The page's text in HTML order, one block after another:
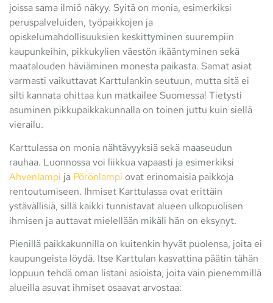
joissa sama ilmiö näkyy. Syitä on monia, esimerkiksi
peruspalveluiden, työpaikkojen ja
opiskelumahdollisuuksien keskittyminen suurempiin
kaupunkeihin, pikkukylien väestön ikääntyminen sekä
maatalouden häviäminen monesta paikasta. Samat asiat
varmasti vaikuttavat Karttulankin seutuun, mutta sitä ei
silti kannata ohittaa kun matkailee Suomessa! Tietysti
asuminen pikkupaikkakunnalla on toinen juttu kuin siellä
vierailu.
Karttulassa on monia nähtävyyksiä sekä maaseudun
rauhaa. Luonnossa voi liikkua vapaasti ja esimerkiksi
Ahvenlampi ja Pörönlampi ovat erinomaisia paikkoja
rentoutumiseen. Ihmiset Karttulassa ovat erittäin
ystävällisiä, sillä kaikki tunnistavat alueen ulkopuolisen
ihmisen ja auttavat mielellään mikäli hän on eksynyt.
Pienillä paikkakunnilla on kuitenkin hyvät puolensa, joita ei
kaupungeista löydä. Itse Karttulan kasvattina päätin tähän
loppuun tehdä oman listani asioista, joita vain pienemmillä
alueilla asuvat ihmiset osaavat arvostaa: